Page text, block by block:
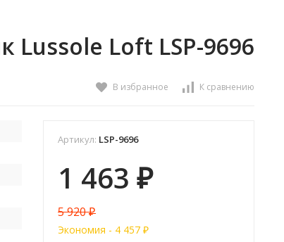
Loft LSP-9696
В избранное К сравнению
Артикул: LSP-9696
1 463 ₽
5 920₽
Экономия - 4 457 ₽